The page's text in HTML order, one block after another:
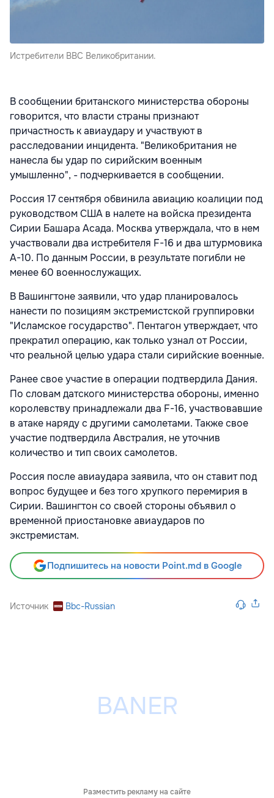
Истребители ВВС Великобритании.
В сообщении британского министерства обороны
говорится, что власти страны признают
причастность к авиаудару и участвуют в
расследовании инцидента. "Великобритания не
нанесла бы удар по сирийским военным
умышленно", - подчеркивается в сообщении.
Россия 17 сентября обвинила авиацию коалиции под
руководством США в налете на войска президента
Сирии Башара Асада. Москва утверждала, что в нем
участвовали два истребителя F-16 и два штурмовика
A-10. По данным России, в результате погибли не
менее 60 военнослужащих.
В Вашингтоне заявили, что удар планировалось
нанести по позициям экстремистской группировки
"Исламское государство". Пентагон утверждает, что
прекратил операцию, как только узнал от России,
что реальной целью удара стали сирийские военные.
Ранее свое участие в операции подтвердила Дания.
По словам датского министерства обороны, именно
королевству принадлежали два F-16, участвовавшие
в атаке наряду с другими самолетами. Также свое
участие подтвердила Австралия, не уточнив
количество и тип своих самолетов.
Россия после авиаудара заявила, что он ставит под
вопрос будущее и без того хрупкого перемирия в
Сирии. Вашингтон со своей стороны объявил о
временной приостановке авиаударов по
экстремистам.
Подпишитесь на новости Point.md в Google
Источник Bbc-Russian
Разместить рекламу на сайте